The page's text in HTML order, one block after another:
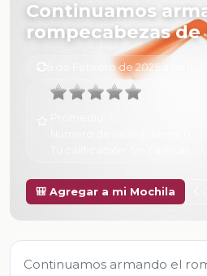
Continuamos
rompecabezas
6 de Febrero de 2025 a las 15:31
🎒 Agregar a mi Mochila
Continuamos armando el